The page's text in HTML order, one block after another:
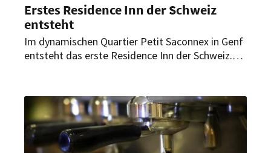
Erstes Residence Inn der Schweiz
entsteht
Im dynamischen Quartier Petit Saconnex in Genf
entsteht das erste Residence Inn der Schweiz.